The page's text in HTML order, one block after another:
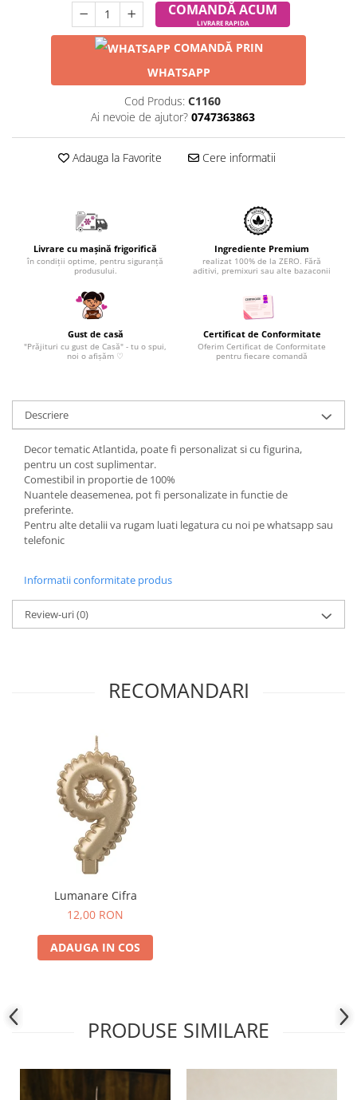
COMANDĂ ACUM
LIVRARE RAPIDA
COMANDĂ PRIN
WHATSAPP
Cod Produs: C1160
Ai nevoie de ajutor? 0747363863
Adauga la Favorite Cere informatii
Livrare cu mașină frigorifică
în condiții optime, pentru siguranță
produsului.
Ingrediente Premium
realizat 100% de la ZERO. Fără
aditivi, premixuri sau alte bazaconii
Gust de casă
"Prăjituri cu gust de Casă" - tu o spui,
noi o afișăm ♡
Certificat de Conformitate
Oferim Certificat de Conformitate
pentru fiecare comandă
Descriere
Decor tematic Atlantida, poate fi personalizat si cu figurina,
pentru un cost suplimentar.
Comestibil in proportie de 100%
Nuantele deasemenea, pot fi personalizate in functie de
preferinte.
Pentru alte detalii va rugam luati legatura cu noi pe whatsapp sau
telefonic
Informatii conformitate produs
Review-uri(0)
RECOMANDARI
Lumanare Cifra
12,00 RON
ADAUGA IN COS
PRODUSE SIMILARE